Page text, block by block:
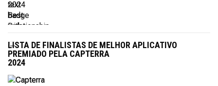
LISTA DE FINALISTAS DE MELHOR APLICATIVO
PREMIADO PELA CAPTERRA
2024